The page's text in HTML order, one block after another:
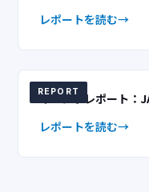
レポートを読む
REPORT
イベントレポート：
レポートを読む